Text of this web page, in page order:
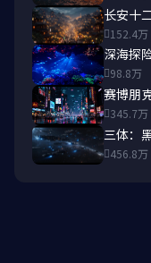
长安十
152.4万
深海探
98.8万
赛博朋
345.7万
三体：
456.8万